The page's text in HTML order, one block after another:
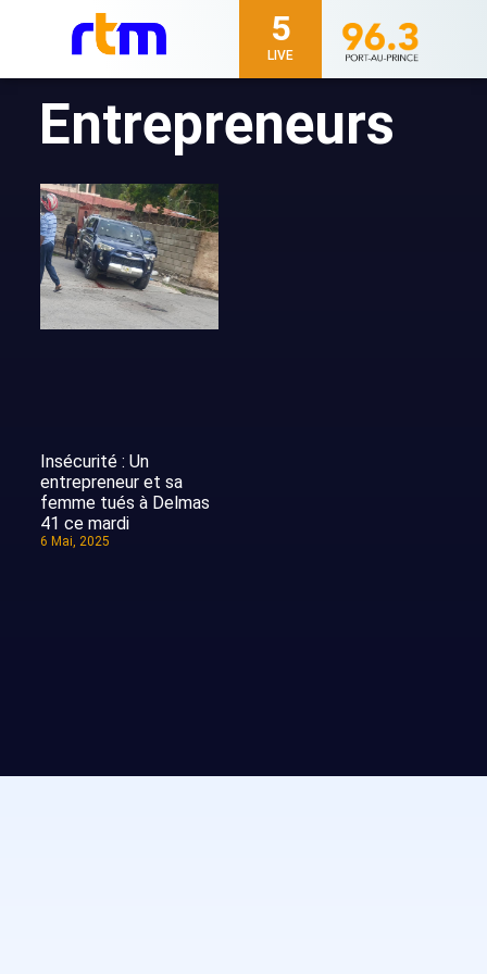
5
LIVE
Entrepreneurs
Insécurité : Un
entrepreneur et sa
femme tués à Delmas
41 ce mardi
6 Mai, 2025